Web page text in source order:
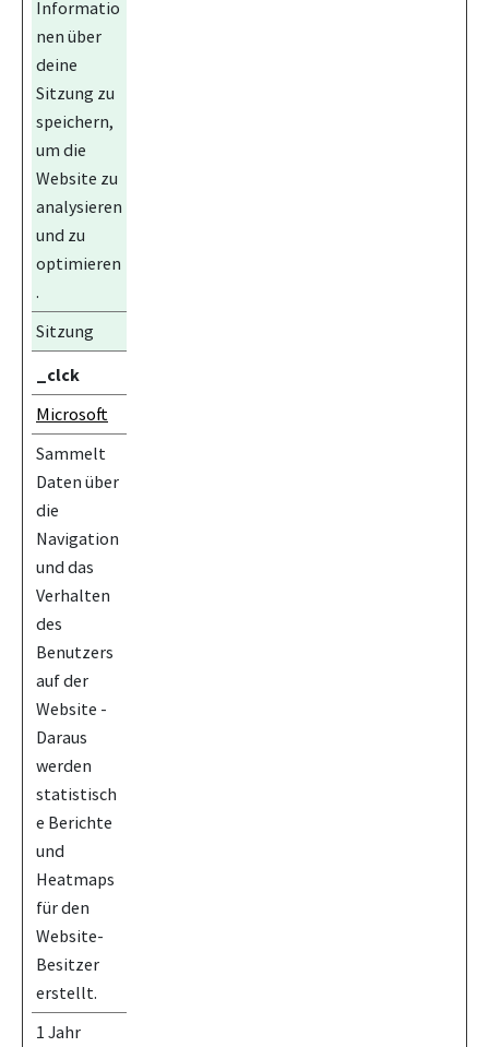
Informatio
nen über
deine
Sitzung zu
speichern,
um die
Website zu
analysieren
und zu
optimieren
.
Sitzung
_clck
Microsoft
Sammelt
Daten über
die
Navigation
und das
Verhalten
des
Benutzers
auf der
Website -
Daraus
werden
statistisch
e Berichte
und
Heatmaps
für den
Website-
Besitzer
erstellt.
1 Jahr